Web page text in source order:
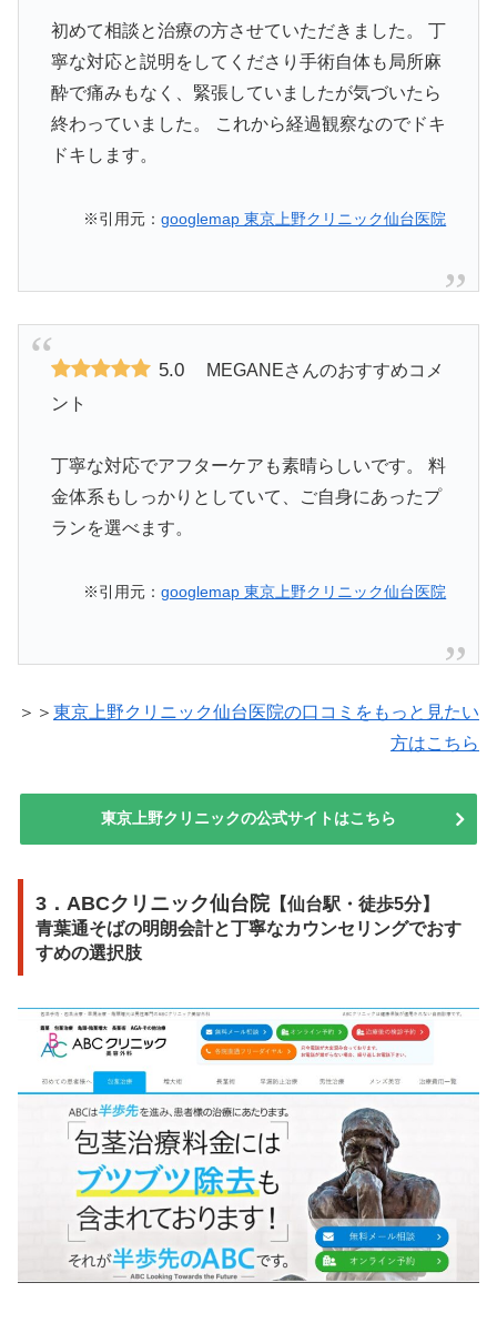
初めて相談と治療の方させていただきました。 丁
寧な対応と説明をしてくださり手術自体も局所麻
酔で痛みもなく、緊張していましたが気づいたら
終わっていました。 これから経過観察なのでドキ
ドキします。
※引用元：googlemap 東京上野クリニック仙台医院
5.0MEGANEさんのおすすめコメ
ント
丁寧な対応でアフターケアも素晴らしいです。 料
金体系もしっかりとしていて、ご自身にあったプ
ランを選べます。
※引用元：googlemap 東京上野クリニック仙台医院
＞＞ 東京上野クリニック仙台医院の口コミをもっと見たい
方はこちら
東京上野クリニックの公式サイトはこちら
3．ABCクリニック仙台院【仙台駅・徒歩5分】
青葉通そばの明朗会計と丁寧なカウンセリングでおす
すめの選択肢